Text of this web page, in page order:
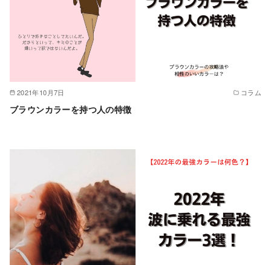
2021年10月7日 コラム
ブラウンカラーを持つ人の特徴